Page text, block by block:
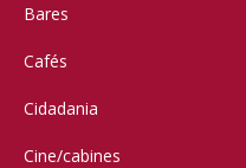
Bares
Cafés
Cidadania
Cine/cabines